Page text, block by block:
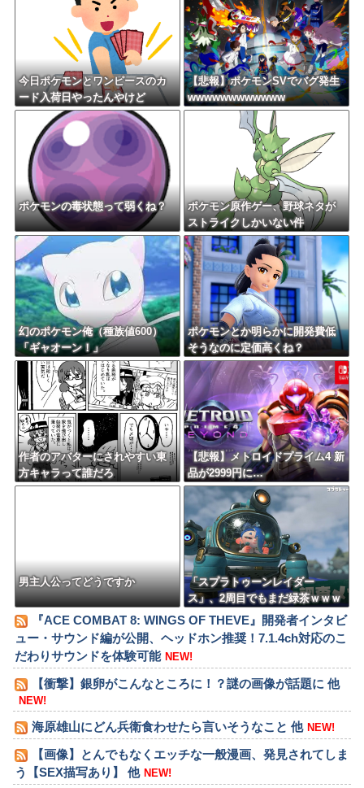
今日ポケモンとワンピースのカ
ード入荷日やったんやけど
【悲報】ポケモンSVでバグ発生
wwwwwwwwwwww
ポケモンの毒状態って弱くね？
ポケモン原作ゲー、野球ネタが
ストライクしかいない件
幻のポケモン俺（種族値600）
「ギャオーン！」
ポケモンとか明らかに開発費低
そうなのに定価高くね？
作者のアバターにされやすい東
方キャラって誰だろ
【悲報】メトロイドプライム4 新
品が2999円に…
男主人公ってどうですか
「スプラトゥーンレイダー
ス」、2周目でもまだ緑茶ｗｗｗ
ｗｗｗ
『ACE COMBAT 8: WINGS OF THEVE』開発者インタビ
ュー・サウンド編が公開、ヘッドホン推奨！7.1.4ch対応のこ
だわりサウンドを体験可能 NEW!
【衝撃】銀卵がこんなところに！？謎の画像が話題に 他
NEW!
海原雄山にどん兵衛食わせたら言いそうなこと 他 NEW!
【画像】とんでもなくエッチな一般漫画、発見されてしま
う【SEX描写あり】 他 NEW!